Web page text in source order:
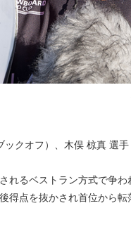
ックオフ）、木俣 椋真 選
れるベストラン方式で争
得点を抜かされ首位から